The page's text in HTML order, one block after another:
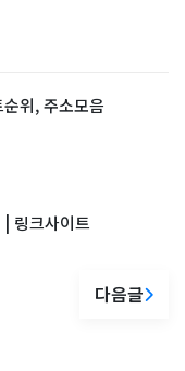
위, 주소모음
링크사이트
다음글